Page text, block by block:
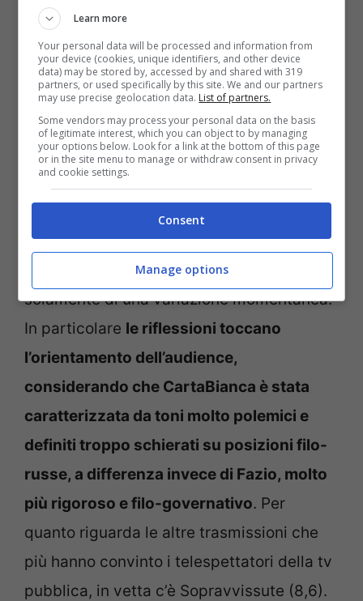
La giornalista russa Marina Ovsyannikova ospite di Fabio
Fazio a Che Tempo Che Fa (Ansa)
Dei numeri che fanno riflettere e spingono
a guardare un po’ più avanti, per capire se
questo periodo di guerra possa aver
cambiato in modo definitivo la percezione
dei telespettatori, oppure se si tratti
solamente di una variazione momentanea.
In particolare le riflessioni toccano
l’orientamento dell’audience,
considerando che CartaBianca è stata
caratterizzata da toni molto polemici e
definiti troppo schierati su posizioni filo-
russe, a differenza invece di Fazio, molto
più rigoroso e filo-governativo. Per
quanto riguarda le altre trasmissioni che
più hanno convinto i telespettatori della tv
pubblica, in vetta c’è Sopravvissute (8,6).
Learn more
Your personal data will be processed and information from
your device (cookies, unique identifiers, and other device
data) may be stored by, accessed by and shared with 319
partners, or used specifically by this site. We and our partners
may use precise geolocation data. List of partners.
Some vendors may process your personal data on the basis
of legitimate interest, which you can object to by managing
your options below. Look for a link at the bottom of this page
or in the site menu to manage or withdraw consent in privacy
and cookie settings.
Consent
Manage options